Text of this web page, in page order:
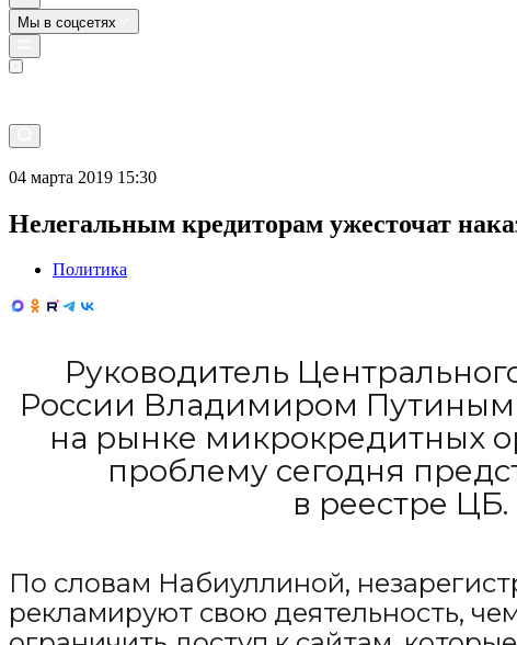
Мы в соцсетях
04 марта 2019 15:30
Нелегальным кредиторам ужесточат
Политика
Руководитель
России Владимиром Путиным
на рынке микрокредитных
проблему сегодня
в реестре
По словам Набиуллиной,
рекламируют свою деятельность,